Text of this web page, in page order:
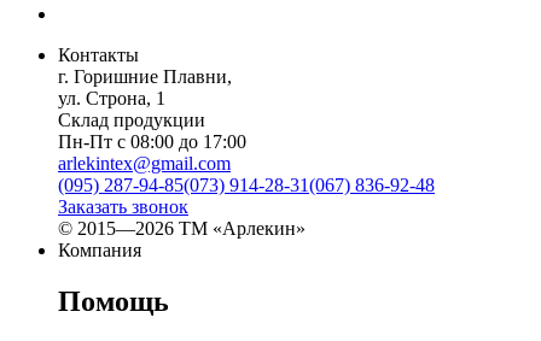
Контакты
г. Горишние Плавни,
ул. Строна, 1
Склад продукции
Пн-Пт с 08:00 до 17:00
arlekintex@gmail.com
(095) 287-94-85(073) 914-28-31(067) 836-92-48
Заказать звонок
© 2015—2026 ТМ «Арлекин»
Компания
Помощь